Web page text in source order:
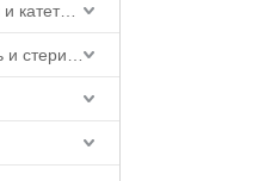
Урологические продукты и катетерные принадлежности